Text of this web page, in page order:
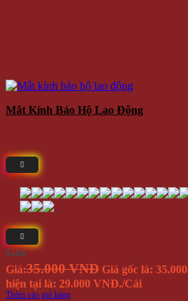
Mắt Kính Bảo Hộ Lao Động
Giá
Giá:35.000 VNĐ Giá gốc là:
hiện tại là: 29.000 VNĐ./Cái
Thêm vào giỏ hàng